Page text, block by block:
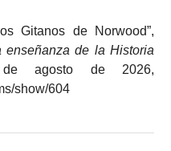
Gitanos de Norwood”,
enseñanza de la Historia
agosto de 2026,
show/604